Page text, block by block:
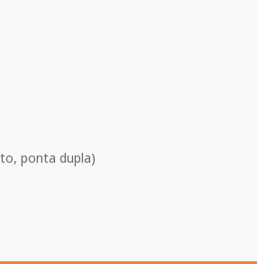
ponta dupla)